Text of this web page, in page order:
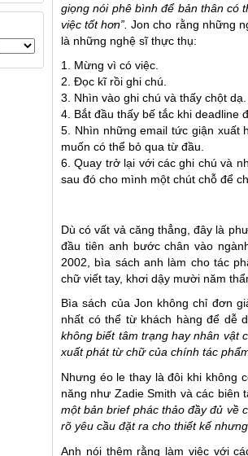
giọng nói phê bình để bản thân có
việc tốt hơn”. Jon cho rằng những
là những nghệ sĩ thực thụ:
1. Mừng vì có việc.
2. Đọc kĩ rồi ghi chú.
3. Nhìn vào ghi chú và thấy chột dạ.
4. Bắt đầu thấy bế tắc khi deadline
5. Nhìn những email tức giận xuất
muốn có thể bỏ qua từ đầu.
6. Quay trở lại với các ghi chú và
sau đó cho mình một chút chỗ để
Dù có vất vả căng thẳng, đây là
đầu tiên anh bước chân vào
2002, bìa sách anh làm cho tác
chữ viết tay, khơi dậy mười năm
Bìa sách của Jon không chỉ đơn
nhất có thể từ khách hàng để dễ
không biết tâm trạng hay nhân vật
xuất phát từ chữ của chính tác
Nhưng éo le thay là đôi khi không
năng như Zadie Smith và các biên
một bản brief phác thảo đầy đủ về
rõ yêu cầu đặt ra cho thiết kế
Anh nói thêm rằng làm việc với